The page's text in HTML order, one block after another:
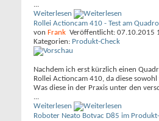
...
Weiterlesen
Rollei Actioncam 410 - Test am
von Frank Veröffentlicht: 07.10.2015
Kategorien: Produkt-Check
Nachdem ich erst kürzlich einen
Rollei Actioncam 410, da diese
Was diese in der Praxis unter den
...
Weiterlesen
Roboter Neato Botvac D85 im